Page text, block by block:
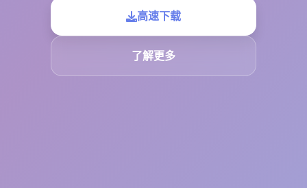
高速下载
了解更多